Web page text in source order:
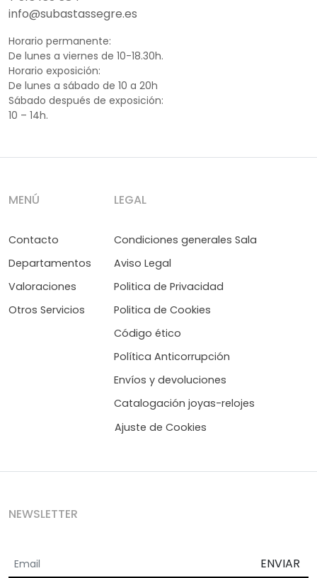
info@subastassegre.es
Horario permanente:
De lunes a viernes de 10-18.30h.
Horario exposición:
De lunes a sábado de 10 a 20h
Sábado después de exposición:
10 – 14h.
MENÚ
Contacto
Departamentos
Valoraciones
Otros Servicios
LEGAL
Condiciones generales Sala
Aviso Legal
Politica de Privacidad
Politica de Cookies
Código ético
Política Anticorrupción
Envíos y devoluciones
Catalogación joyas-relojes
Ajuste de Cookies
NEWSLETTER
ENVIAR